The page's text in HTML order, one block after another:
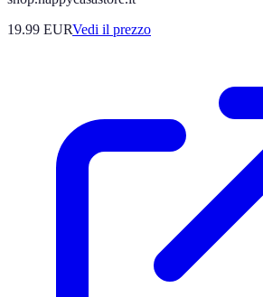
19.99 EURVedi il prezzo